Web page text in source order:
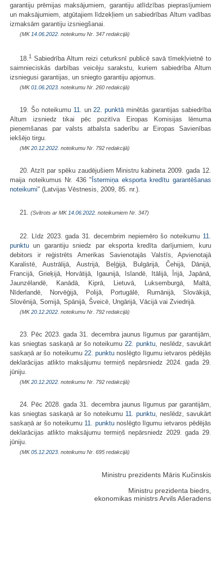
garantiju prēmijas maksājumiem, garantiju atlīdzības pieprasījumiem
un maksājumiem, atgūtajiem līdzekļiem un sabiedrības Altum vadības
izmaksām garantiju izsniegšanai.
(MK 14.06.2022. noteikumu Nr. 347 redakcijā)
18. 1 Sabiedrība Altum reizi ceturksnī publicē savā tīmekļvietnē to
saimnieciskās darbības veicēju sarakstu, kuriem sabiedrība Altum
izsniegusi garantijas, un sniegto garantiju apjomus.
(MK01.06.2023. noteikumu Nr. 260 redakcijā)
19. Šo noteikumu 11. un 22. punktā minētās garantijas sabiedrība
Altum izsniedz tikai pēc pozitīva Eiropas Komisijas lēmuma
pieņemšanas par valsts atbalsta saderību ar Eiropas Savienības
iekšējo tirgu.
(MK20.12.2022. noteikumu Nr. 792 redakcijā)
20. Atzīt par spēku zaudējušiem Ministru kabineta 2009. gada 12.
maija noteikumus Nr. 436 " Īstermiņa eksporta kredītu garantēšanas
noteikumi" (Latvijas Vēstnesis, 2009, 85. nr.).
21. (Svītrots ar MK 14.06.2022. noteikumiem Nr. 347)
22. Līdz 2023. gada 31. decembrim nepiemēro šo noteikumu 11.
punktu un garantiju sniedz par eksporta kredīta darījumiem, kuru
debitors ir reģistrēts Amerikas Savienotajās Valstīs, Apvienotajā
Karalistē, Austrālijā, Austrijā, Beļģijā, Bulgārijā, Čehijā, Dānijā,
Francijā, Grieķijā, Horvātijā, Igaunijā, Islandē, Itālijā, Īrijā, Japānā,
Jaunzēlandē, Kanādā, Kiprā, Lietuvā, Luksemburgā, Maltā,
Nīderlandē, Norvēģijā, Polijā, Portugālē, Rumānijā, Slovākijā,
Slovēnijā, Somijā, Spānijā, Šveicē, Ungārijā, Vācijā vai Zviedrijā.
(MK20.12.2022. noteikumu Nr. 792 redakcijā)
23. Pēc 2023. gada 31. decembra jaunus līgumus par garantijām,
kas sniegtas saskaņā ar šo noteikumu 22. punktu , neslēdz, savukārt
saskaņā ar šo noteikumu 22. punktu noslēgto līgumu ietvaros pēdējās
deklarācijas atlikto maksājumu termiņš nepārsniedz 2024. gada 29.
jūniju.
(MK20.12.2022. noteikumu Nr. 792 redakcijā)
24. Pēc 2028. gada 31. decembra jaunus līgumus par garantijām,
kas sniegtas saskaņā ar šo noteikumu 11. punktu , neslēdz, savukārt
saskaņā ar šo noteikumu 11. punktunoslēgto līgumu ietvaros pēdējās
deklarācijas atlikto maksājumu termiņš nepārsniedz 2029. gada 29.
jūniju.
(MK05.12.2023. noteikumu Nr. 695 redakcijā)
Ministru prezidents Māris Kučinskis
Ministru prezidenta biedrs,
ekonomikas ministrs Arvils Ašeradens